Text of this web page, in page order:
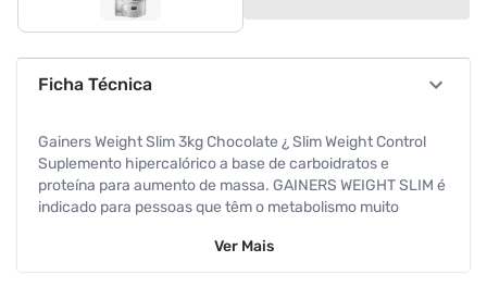
Ficha Técnica
Gainers Weight Slim 3kg Chocolate ¿ Slim Weight Control
Suplemento hipercalórico a base de carboidratos e
proteína para aumento de massa. GAINERS WEIGHT SLIM é
indicado para pessoas que têm o metabolismo muito
magra. Este hipercalórico foi desenvolvido com os
Ver Mais